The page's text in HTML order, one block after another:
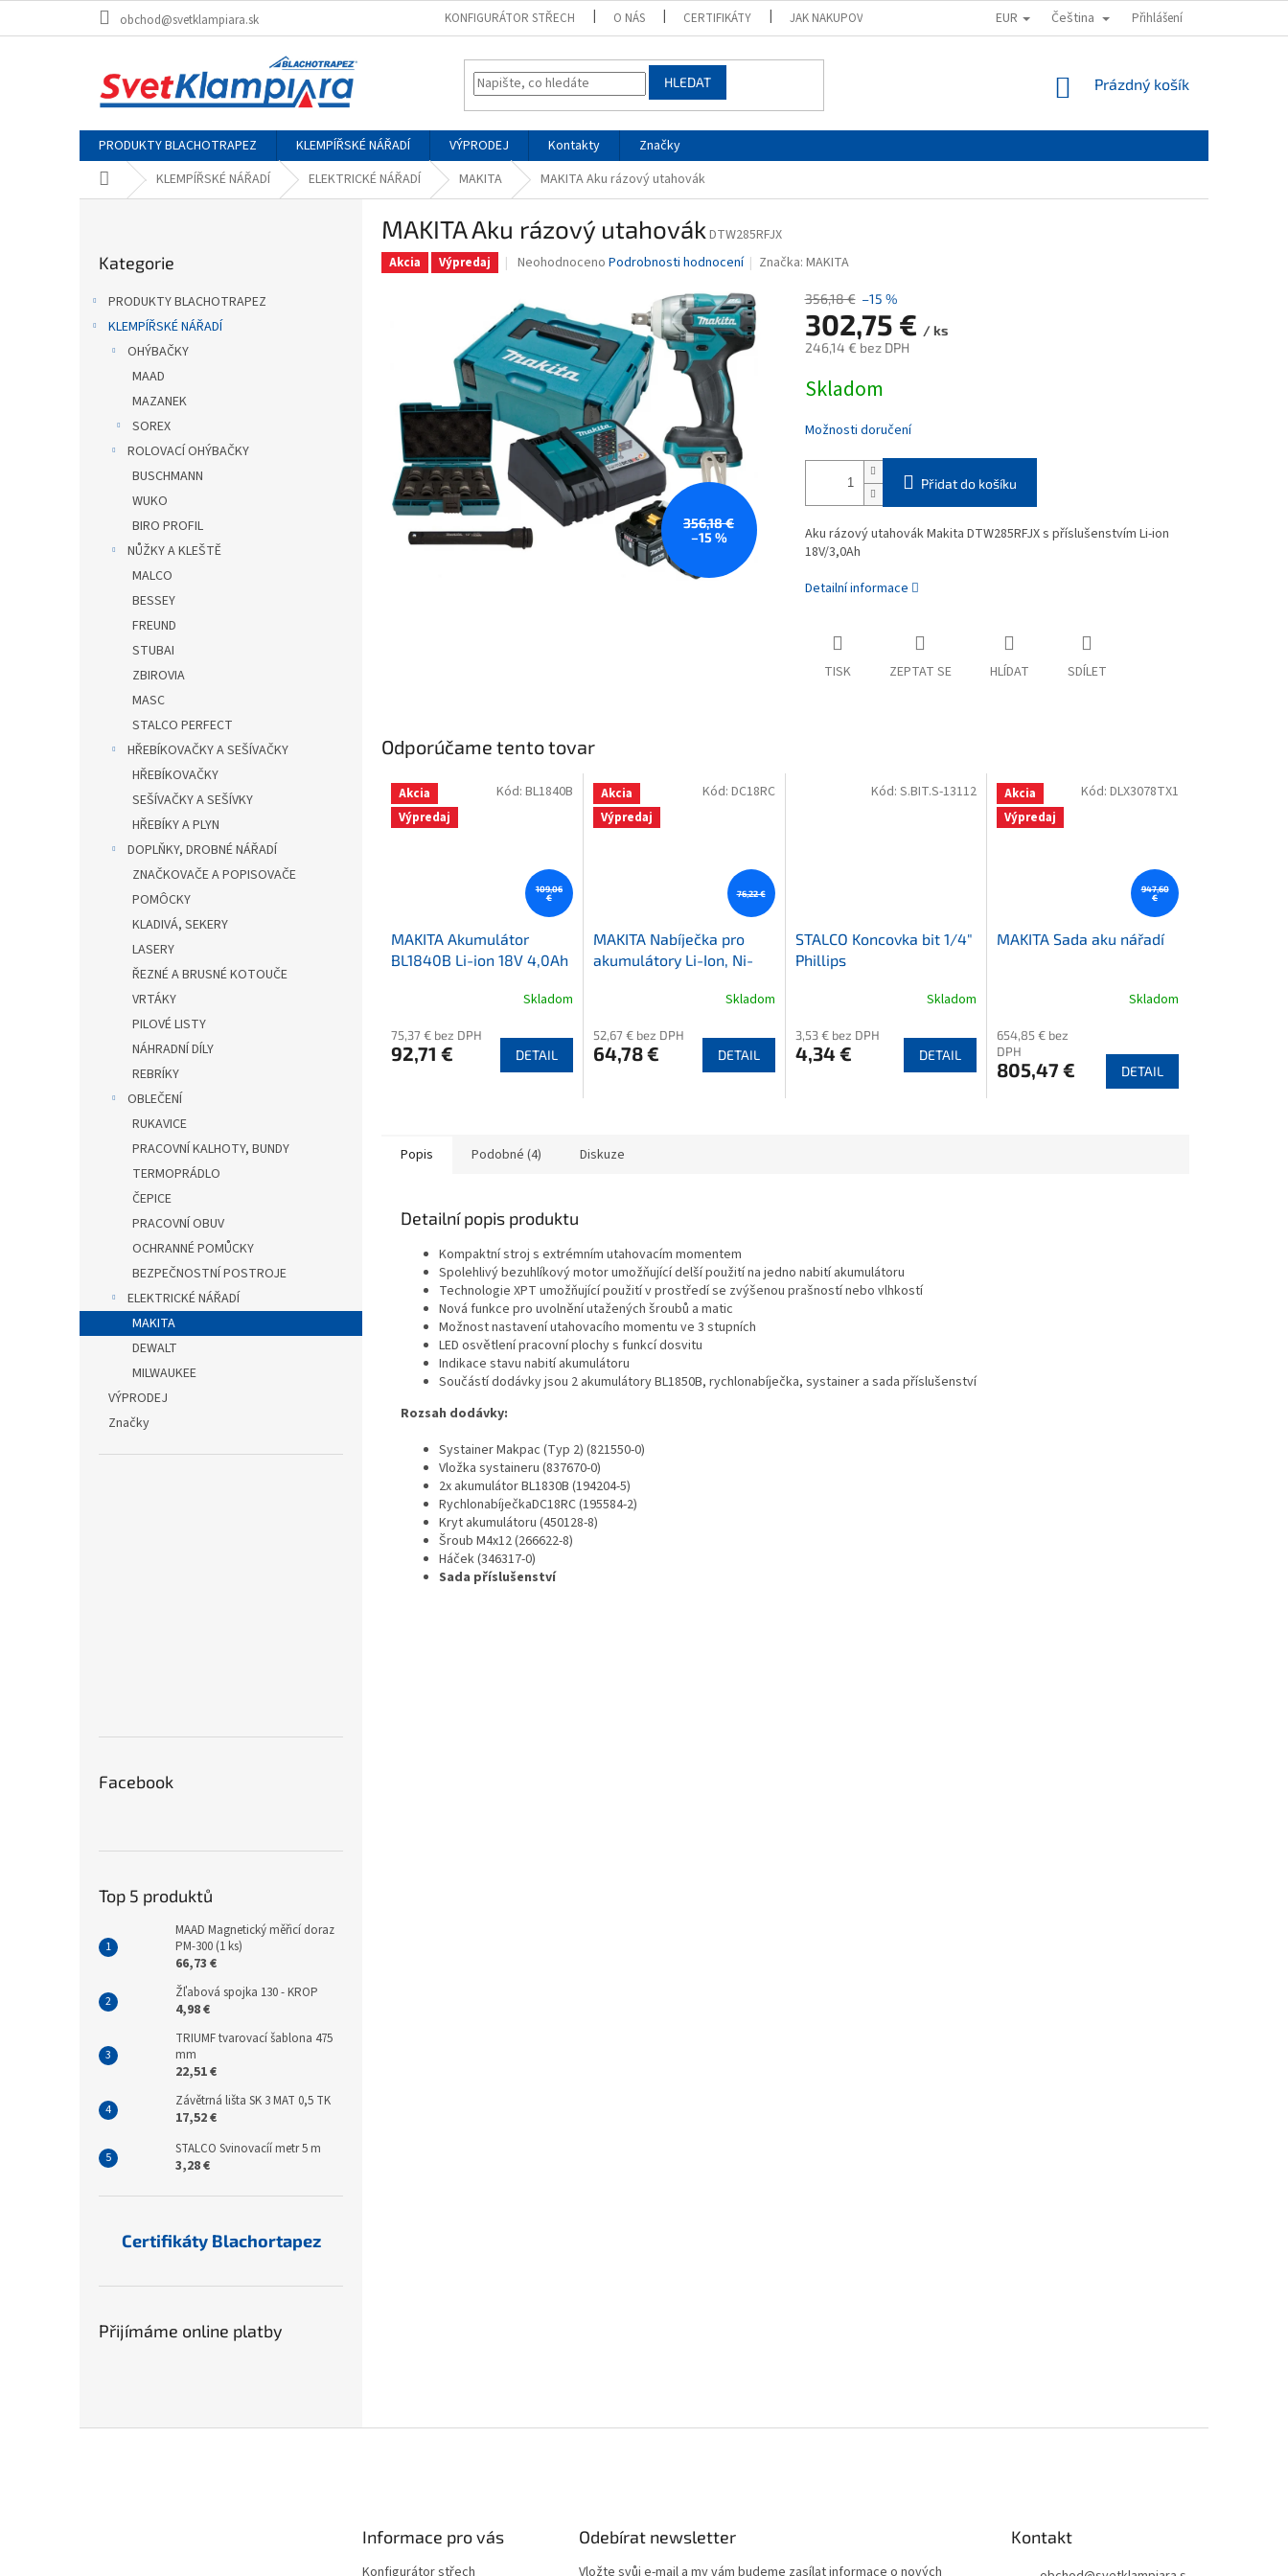
obchod@svetklampiara.sk KONFIGURÁTOR STŘECH O NÁS CERTIFIKÁTY JAK NAKUPOVAT OBCHODNÍ PODMÍNKY PODMÍNKY OCHRANY OSOBNÍCH ÚDAJŮ
EUR Čeština Přihlášení
HLEDAT
NÁKUPNÍ
Prázdný košík
PRODUKTY BLACHOTRAPEZ KLEMPÍŘSKÉ NÁŘADÍ VÝPRODEJ Kontakty
Značky
Domů KLEMPÍŘSKÉ NÁŘADÍ ELEKTRICKÉ NÁŘADÍ MAKITA MAKITA Aku rázový utahovák
kategorie
Kategorie
PRODUKTY BLACHOTRAPEZ
KLEMPÍŘSKÉ NÁŘADÍ
OHÝBAČKY
MAAD
MAZANEK
SOREX
ROLOVACÍ OHÝBAČKY
BUSCHMANN
WUKO
BIRO PROFIL
NŮŽKY A KLEŠTĚ
MALCO
BESSEY
FREUND
STUBAI
ZBIROVIA
MASC
STALCO PERFECT
HŘEBÍKOVAČKY A SEŠÍVAČKY
HŘEBÍKOVAČKY
SEŠÍVAČKY A SEŠÍVKY
HŘEBÍKY A PLYN
DOPLŇKY, DROBNÉ NÁŘADÍ
ZNAČKOVAČE A POPISOVAČE
POMÔCKY
KLADIVÁ, SEKERY
LASERY
ŘEZNÉ A BRUSNÉ KOTOUČE
VRTÁKY
PILOVÉ LISTY
NÁHRADNÍ DÍLY
REBRÍKY
OBLEČENÍ
RUKAVICE
PRACOVNÍ KALHOTY, BUNDY
TERMOPRÁDLO
ČEPICE
PRACOVNÍ OBUV
OCHRANNÉ POMŮCKY
BEZPEČNOSTNÍ POSTROJE
ELEKTRICKÉ NÁŘADÍ
MAKITA
DEWALT
MILWAUKEE
VÝPRODEJ
Značky
Facebook
Top 5 produktů
MAAD Magnetický měřicí doraz
PM-300 (1 ks)
66,73 €
Žľabová spojka 130 - KROP
4,98 €
TRIUMF tvarovací šablona 475
mm
22,51 €
Závětrná lišta SK 3 MAT 0,5 TK
17,52 €
STALCO Svinovacíí metr 5 m
3,28 €
Certifikáty Blachortapez
Přijímáme online platby
MAKITA Aku rázový utahovák DTW285RFJX
Akcia Výpredaj
Průměrné
je
0,0
z
5
hvězdiček.
Neohodnoceno Podrobnosti hodnocení Značka:MAKITA
356,18 €
–15 %
356,18 € –15 %
302,75 € / ks
246,14 € bez DPH
cena:
Skladom
Možnosti doručení
Přidat do košíku
Aku rázový utahovák Makita DTW285RFJX s příslušenstvím Li-ion
18V/3,0Ah
Detailní informace
TISK ZEPTAT SE HLÍDAT SDÍLET
Odporúčame tento tovar
Akcia
Výpredaj
109,06
€
MAKITA Akumulátor
BL1840B Li-ion 18V 4,0Ah
Skladom
75,37 € bez DPH
92,71 € DETAIL
Kód: BL1840B
Akcia
Výpredaj
76,22 €
MAKITA Nabíječka pro
akumulátory Li-Ion, Ni-
Skladom
52,67 € bez DPH
64,78 € DETAIL
Kód: DC18RC
STALCO Koncovka bit 1/4"
Phillips
Skladom
3,53 € bez DPH
4,34 € DETAIL
Kód:S.BIT.S-13112
Akcia
Výpredaj
947,60
€
MAKITA Sada aku nářadí
Skladom
654,85 € bez
DPH
805,47 € DETAIL
Kód: DLX3078TX1
Popis Podobné (4) Diskuze
Detailní popis produktu
Kompaktní stroj s extrémním utahovacím momentem
Spolehlivý bezuhlíkový motor umožňující delší použití na jedno nabití akumulátoru
Technologie XPT umožňující použití v prostředí se zvýšenou prašností nebo vlhkostí
Nová funkce pro uvolnění utažených šroubů a matic
Možnost nastavení utahovacího momentu ve 3 stupních
LED osvětlení pracovní plochy s funkcí dosvitu
Indikace stavu nabití akumulátoru
Součástí dodávky jsou 2 akumulátory BL1850B, rychlonabíječka, systainer a sada příslušenství
Rozsah dodávky:
Systainer Makpac (Typ 2) (821550-0)
Vložka systaineru (837670-0)
2x akumulátor BL1830B (194204-5)
RychlonabíječkaDC18RC (195584-2)
Kryt akumulátoru (450128-8)
Šroub M4x12 (266622-8)
Háček (346317-0)
Sada příslušenství
Informace pro vás
Konfigurátor střech
Odebírat newsletter
Vložte svůj e-mail a my vám budeme zasílat informace o nových
Kontakt